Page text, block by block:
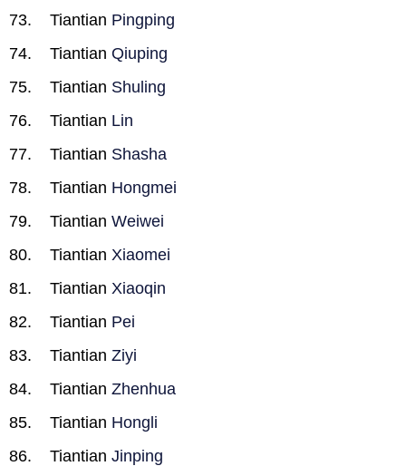
Tiantian Pingping
Tiantian Qiuping
Tiantian Shuling
Tiantian Lin
Tiantian Shasha
Tiantian Hongmei
Tiantian Weiwei
Tiantian Xiaomei
Tiantian Xiaoqin
Tiantian Pei
Tiantian Ziyi
Tiantian Zhenhua
Tiantian Hongli
Tiantian Jinping